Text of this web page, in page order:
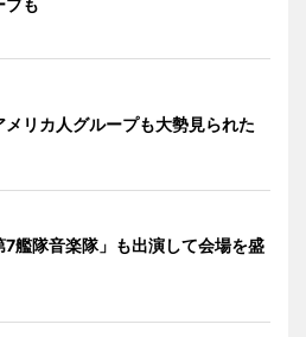
メリカ人グループも大勢見られた
7艦隊音楽隊」も出演して会場を盛